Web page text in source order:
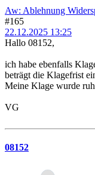
Aw: Ablehnung
#165
22.12.2025 13:25
Hallo 08152,
ich habe ebenfalls
beträgt die Klagefrist
Meine Klage wurde
VG
08152